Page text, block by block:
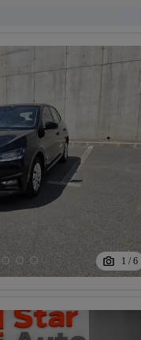
1 / 6